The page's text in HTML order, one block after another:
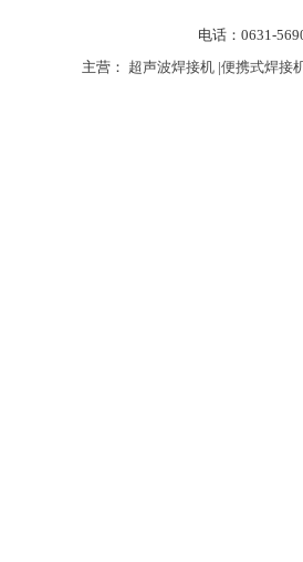
电话：0631-
主营： 超声波焊接机|便携式焊接